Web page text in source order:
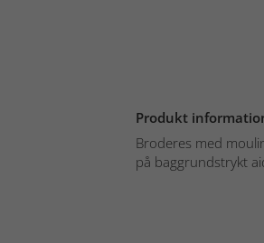
Produkt
Broderes med
på baggrundstrykt